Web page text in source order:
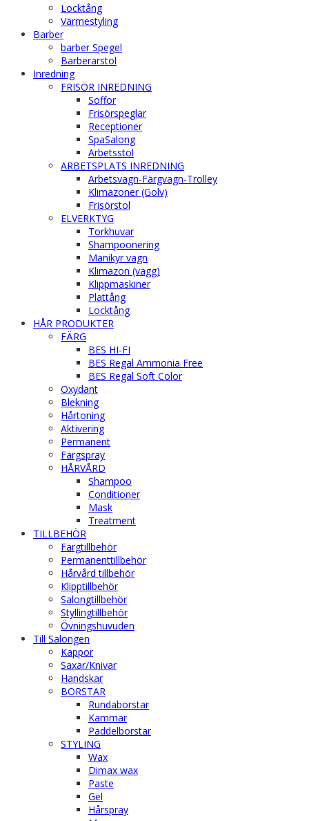
Locktång
Värmestyling
Barber
barber Spegel
Barberarstol
Inredning
FRISÖR INREDNING
Soffor
Frisörspeglar
Receptioner
SpaSalong
Arbetsstol
ARBETSPLATS INREDNING
Arbetsvagn-Färgvagn-Trolley
Klimazoner (Golv)
Frisörstol
ELVERKTYG
Torkhuvar
Shampoonering
Manikyr vagn
Klimazon (vägg)
Klippmaskiner
Plattång
Locktång
HÅR PRODUKTER
FÄRG
BES HI-FI
BES Regal Ammonia Free
BES Regal Soft Color
Oxydant
Blekning
Hårtoning
Aktivering
Permanent
Färgspray
HÅRVÅRD
Shampoo
Conditioner
Mask
Treatment
TILLBEHÖR
Färgtillbehör
Permanenttillbehör
Hårvård tillbehör
Klipptillbehör
Salongtillbehör
Styllingtillbehör
Övningshuvuden
Till Salongen
Kappor
Saxar/Knivar
Handskar
BORSTAR
Rundaborstar
Kammar
Paddelborstar
STYLING
Wax
Dimax wax
Paste
Gel
Hårspray